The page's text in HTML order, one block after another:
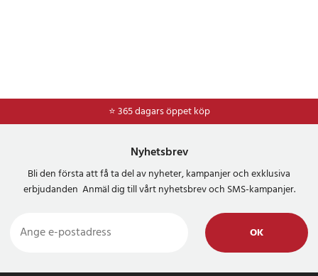
⭐ 365 dagars öppet köp
⭐Frakt 49kr *
Nyhetsbrev
Bli den första att få ta del av nyheter, kampanjer och exklusiva
erbjudanden Anmäl dig till vårt nyhetsbrev och SMS-kampanjer.
OK